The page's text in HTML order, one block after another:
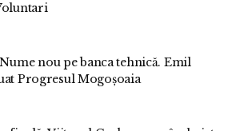
nou pe banca tehnică. Emil
Progresul Mogoșoaia